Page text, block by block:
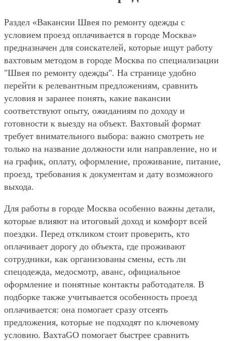
Раздел «Вакансии Швея по ремонту одежды с
условием проезд оплачивается в городе Москва»
предназначен для соискателей, которые ищут работу
вахтовым методом в городе Москва по специализации
"Швея по ремонту одежды". На странице удобно
перейти к релевантным предложениям, сравнить
условия и заранее понять, какие вакансии
соответствуют опыту, ожиданиям по доходу и
готовности к выезду на объект. Вахтовый формат
требует внимательного выбора: важно смотреть не
только на название должности или направление, но и
на график, оплату, оформление, проживание, питание,
проезд, требования к документам и дату возможного
выхода.
Для работы в городе Москва особенно важны детали,
которые влияют на итоговый доход и комфорт всей
поездки. Перед откликом стоит проверить, кто
оплачивает дорогу до объекта, где проживают
сотрудники, как организованы смены, есть ли
спецодежда, медосмотр, аванс, официальное
оформление и понятные контакты работодателя. В
подборке также учитывается особенность проезд
оплачивается: она помогает сразу отсеять
предложения, которые не подходят по ключевому
условию. ВахтаGO помогает быстрее сравнить